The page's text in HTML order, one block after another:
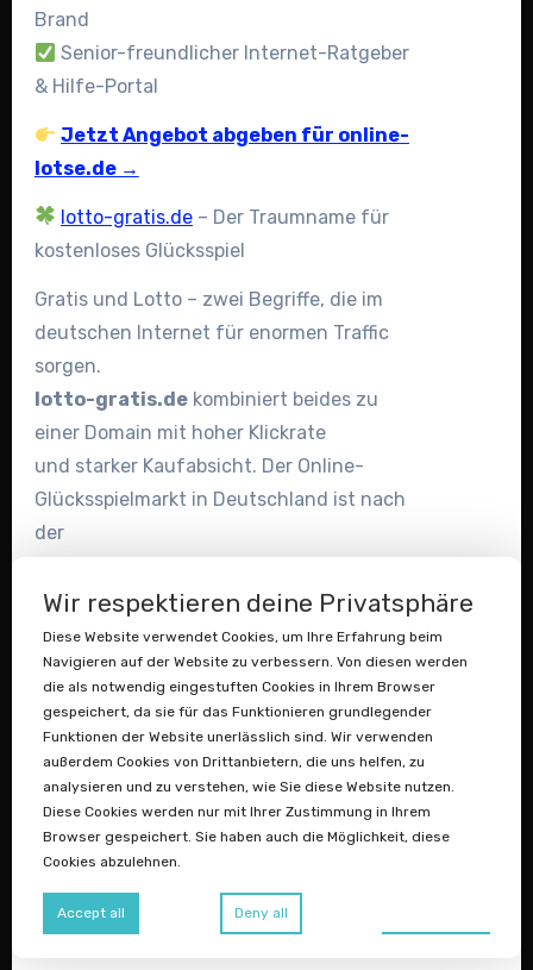
Brand
Senior-freundlicher Internet-Ratgeber
& Hilfe-Portal
Jetzt Angebot abgeben für online-
lotse.de →
lotto-gratis.de – Der Traumname für
kostenloses Glücksspiel
Gratis und Lotto – zwei Begriffe, die im
deutschen Internet für enormen Traffic
sorgen.
lotto-gratis.dekombiniert beides zu
einer Domain mit hoher Klickrate
und starker Kaufabsicht. Der Online-
Glücksspielmarkt in Deutschland ist nach
der
rasant. Diese Domain ist ideal für Freispiel-
Aktionen,
Lotto-Communitys, Gewinnspiel-Portale
oder Affiliate-Seiten rund ums Thema
Glück und Gewinn.
Gratis-Lotto- & Gewinnspiel-Portal
Affiliate-Seite für Online-Lottoanbieter
Community & Newsletter für Lotto-
Landingpage für kostenlose Probespiele
Wir respektieren deine Privatsphäre
Diese Website verwendet Cookies, um Ihre Erfahrung beim
Navigieren auf der Website zu verbessern. Von diesen werden
die als notwendig eingestuften Cookies in Ihrem Browser
gespeichert, da sie für das Funktionieren grundlegender
Funktionen der Website unerlässlich sind. Wir verwenden
außerdem Cookies von Drittanbietern, die uns helfen, zu
analysieren und zu verstehen, wie Sie diese Website nutzen.
Diese Cookies werden nur mit Ihrer Zustimmung in Ihrem
Browser gespeichert. Sie haben auch die Möglichkeit, diese
Cookies abzulehnen.
Accept all Deny all